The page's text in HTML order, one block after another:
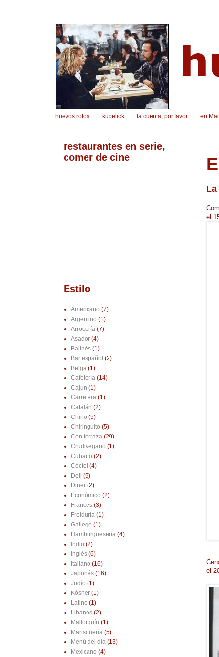
huevos rotos kubelick la cuenta, por favor en
La
el
el
restaurantes en serie,
comer de cine
Estilo
Americano (7)
Argentino (1)
Arrocería (7)
Asador (4)
Balinés (1)
Bar español (2)
Belga (1)
Cafetería (14)
Cajun (1)
Carretera (1)
Catalán (2)
Chino (5)
Chiringuito (5)
Con terraza (29)
Crudivegano (1)
Cubano (2)
Cóctel (4)
Deli (5)
Diner (2)
Económico (2)
Francés (3)
Freiduría (1)
Gallego (1)
Hamburguesería (4)
Indio (2)
Inglés (6)
Italiano (16)
Japonés (16)
Judío (1)
Kósher (1)
Latino (1)
Libanés (2)
Mallorquín (1)
Marisquería (5)
Menú del día (13)
Mexicano (4)